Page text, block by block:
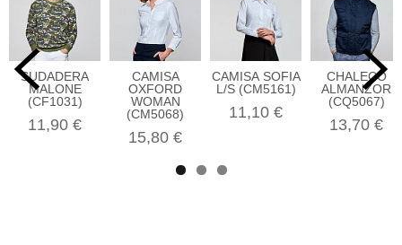
SUDADERA
MALONE
(CF1031)
11,90 €
CAMISA
OXFORD
WOMAN
(CM5068)
15,80 €
CAMISA SOFIA
L/S (CM5161)
11,10 €
CHALECO
ALMANZOR
(CQ5067)
13,70 €